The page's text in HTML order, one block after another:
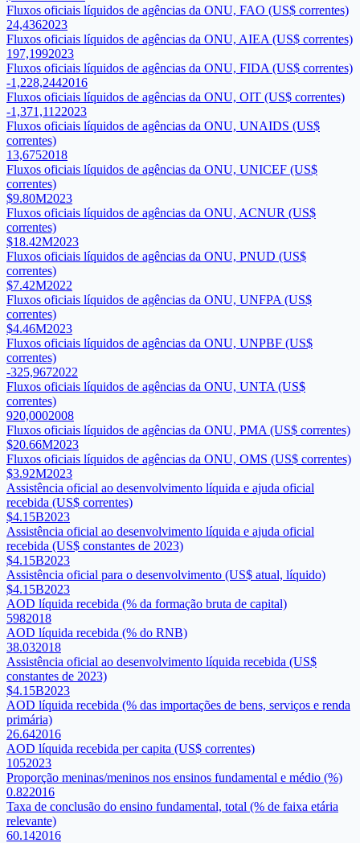
Fluxos oficiais líquidos de agências da ONU, FAO (US$ correntes)
24,4362023
Fluxos oficiais líquidos de agências da ONU, AIEA (US$ correntes)
197,1992023
Fluxos oficiais líquidos de agências da ONU, FIDA (US$ correntes)
-1,228,2442016
Fluxos oficiais líquidos de agências da ONU, OIT (US$ correntes)
-1,371,1122023
Fluxos oficiais líquidos de agências da ONU, UNAIDS (US$
correntes)
13,6752018
Fluxos oficiais líquidos de agências da ONU, UNICEF (US$
correntes)
$9.80M2023
Fluxos oficiais líquidos de agências da ONU, ACNUR (US$
correntes)
$18.42M2023
Fluxos oficiais líquidos de agências da ONU, PNUD (US$
correntes)
$7.42M2022
Fluxos oficiais líquidos de agências da ONU, UNFPA (US$
correntes)
$4.46M2023
Fluxos oficiais líquidos de agências da ONU, UNPBF (US$
correntes)
-325,9672022
Fluxos oficiais líquidos de agências da ONU, UNTA (US$
correntes)
920,0002008
Fluxos oficiais líquidos de agências da ONU, PMA (US$ correntes)
$20.66M2023
Fluxos oficiais líquidos de agências da ONU, OMS (US$ correntes)
$3.92M2023
Assistência oficial ao desenvolvimento líquida e ajuda oficial
recebida (US$ correntes)
$4.15B2023
Assistência oficial ao desenvolvimento líquida e ajuda oficial
recebida (US$ constantes de 2023)
$4.15B2023
Assistência oficial para o desenvolvimento (US$ atual, líquido)
$4.15B2023
AOD líquida recebida (% da formação bruta de capital)
5982018
AOD líquida recebida (% do RNB)
38.032018
Assistência oficial ao desenvolvimento líquida recebida (US$
constantes de 2023)
$4.15B2023
AOD líquida recebida (% das importações de bens, serviços e renda
primária)
26.642016
AOD líquida recebida per capita (US$ correntes)
1052023
Proporção meninas/meninos nos ensinos fundamental e médio (%)
0.822016
Taxa de conclusão do ensino fundamental, total (% de faixa etária
relevante)
60.142016